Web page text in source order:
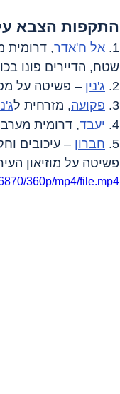
התקפות הצבא
1. אל ח'אדר, דרומית
שטח, הדיירים פונו
2. ג'נין – פשיטה על מספר
3. פקועה, מזרחית ל
4. יעבד, דרומית
5. חברון
פשיטה על מוזיאון
360p/mp4/file.mp4